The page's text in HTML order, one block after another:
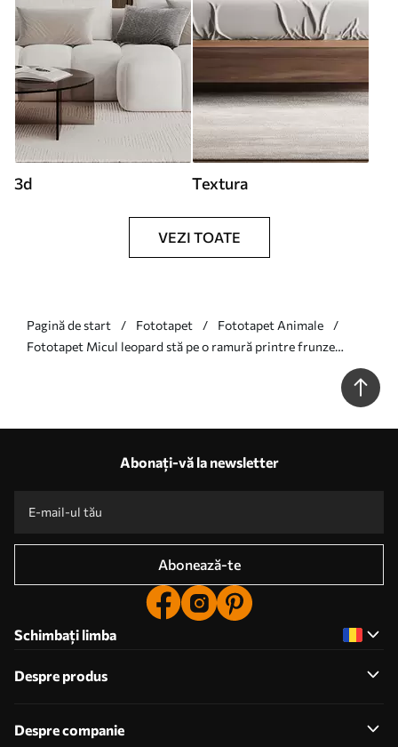
3d Textura
VEZI TOATE
Pagină de start Fototapet
Fototapet Animale
Fototapet Micul leopard stă pe o ramură printre frunze
Abonați-vă la newsletter
Abonează-te
Schimbați limba
Despre produs
Despre companie